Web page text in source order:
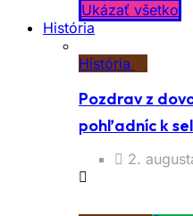
Ukázať všetko
História
História
Pozdrav z
pohľadníc k
2.